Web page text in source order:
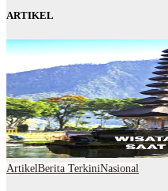
ARTIKEL
ArtikelBerita TerkiniNasional